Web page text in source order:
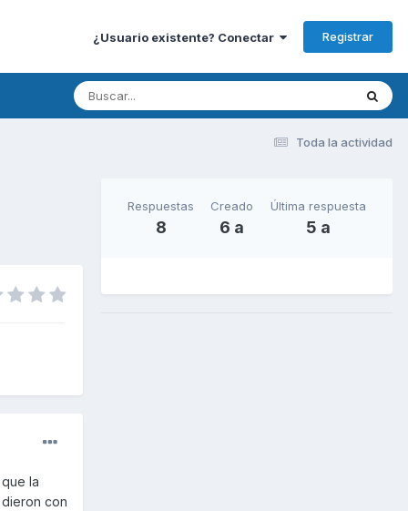
¿Usuario existente? Conectar Registrar
Toda la actividad
la
con
Respuestas
8
Creado
6 a
Última respuesta
5 a